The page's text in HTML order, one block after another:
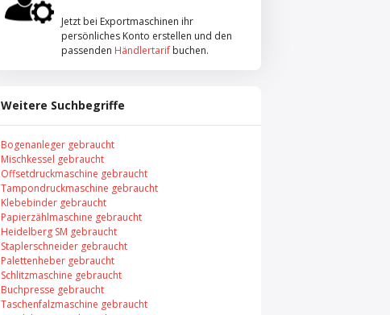
Jetzt bei Exportmaschinen ihr
persönliches Konto erstellen und den
passenden Händlertarif buchen.
Weitere Suchbegriffe
Bogenanleger gebraucht
Mischkessel gebraucht
Offsetdruckmaschine gebraucht
Tampondruckmaschine gebraucht
Klebebinder gebraucht
Papierzählmaschine gebraucht
Heidelberg SM gebraucht
Staplerschneider gebraucht
Palettenheber gebraucht
Schlitzmaschine gebraucht
Buchpresse gebraucht
Taschenfalzmaschine gebraucht